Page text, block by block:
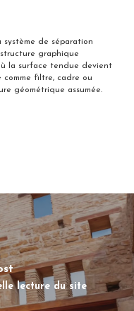
système de séparation
graphique
la surface tendue devient
comme filtre, cadre ou
géométrique assumée.
lecture du site